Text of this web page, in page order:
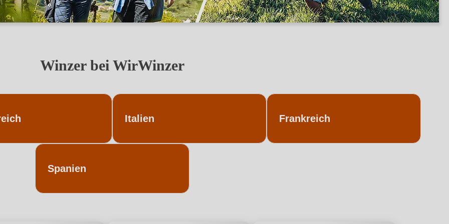
Winzer bei WirWinzer
Italien Frankreich
Spanien